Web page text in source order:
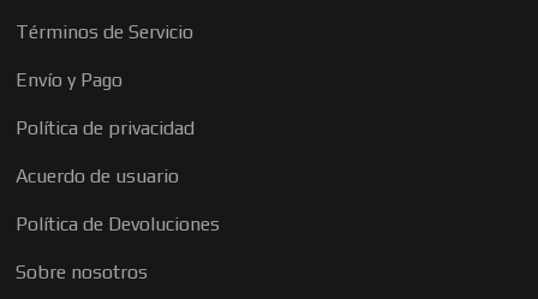
Términos de Servicio
Envío y Pago
Política de privacidad
Acuerdo de usuario
Política de Devoluciones
Sobre nosotros